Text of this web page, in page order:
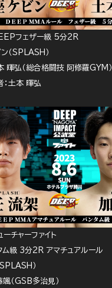
フェザー級 5分2R
（SPLASH）
弘（総合格闘技 阿修羅GYM）
土本 暉弘
チャーファイト
ム級 3分2R アマチュアルール
）
（GSB多治見）